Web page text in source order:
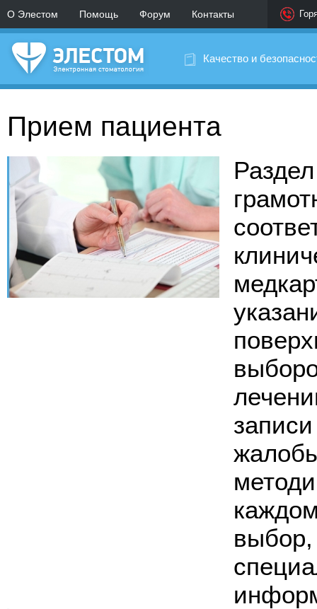
О Элестом Помощь Форум Контакты
Качество и
Прием пациента
выбор,